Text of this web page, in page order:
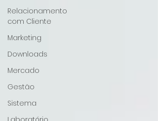
Relacionamento
com Cliente
Marketing
Downloads
Mercado
Gestão
Sistema